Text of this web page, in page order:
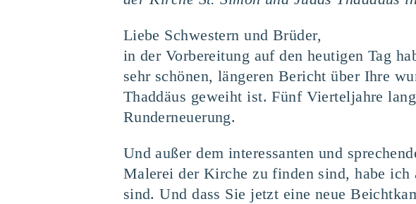
Liebe Schwestern und Brüder,
in der Vorbereitung auf den heutigen Tag
sehr schönen, längeren Bericht über Ihre
Thaddäus geweiht ist. Fünf Vierteljahre
Runderneuerung.
Und außer dem interessanten und
Malerei der Kirche zu finden sind, habe ich
sind. Und dass Sie jetzt eine neue